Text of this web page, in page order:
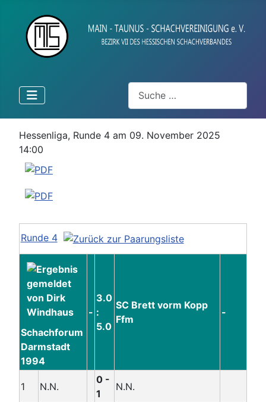
Suchen
Hessenliga, Runde 4 am 09. November 2025
14:00
Runde 4
Schachforum
Darmstadt
1994
-
3.0
:
5.0
SC Brett vorm Kopp
Ffm
-
1 N.N.
0 -
1
N.N.